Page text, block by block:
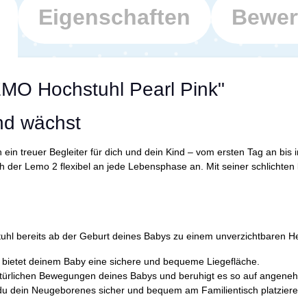
Eigenschaften
Hochstuhl Pearl Pink"
wächst
treuer Begleiter für dich und dein Kind – vom ersten Tag an bis
Lemo 2 flexibel an jede Lebensphase an. Mit seiner
bereits ab der Geburt deines Babys zu einem unverzichtbaren
deinem Baby eine sichere und bequeme Liegefläche.
Bewegungen deines Babys und beruhigt es so auf
dein Neugeborenes sicher und bequem am Familientisch